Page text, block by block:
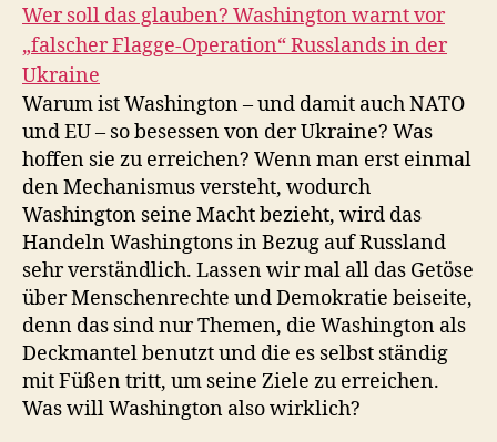
Wer soll das glauben? Washington warnt vor
„falscher Flagge-Operation“ Russlands in der
Ukraine
Warum ist Washington – und damit auch NATO
und EU – so besessen von der Ukraine? Was
hoffen sie zu erreichen? Wenn man erst einmal
den Mechanismus versteht, wodurch
Washington seine Macht bezieht, wird das
Handeln Washingtons in Bezug auf Russland
sehr verständlich. Lassen wir mal all das Getöse
über Menschenrechte und Demokratie beiseite,
denn das sind nur Themen, die Washington als
Deckmantel benutzt und die es selbst ständig
mit Füßen tritt, um seine Ziele zu erreichen.
Was will Washington also wirklich?